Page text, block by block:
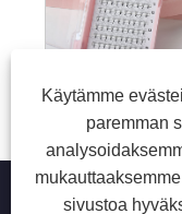
Promade Loose
Käytämme
paremman
sivustoa